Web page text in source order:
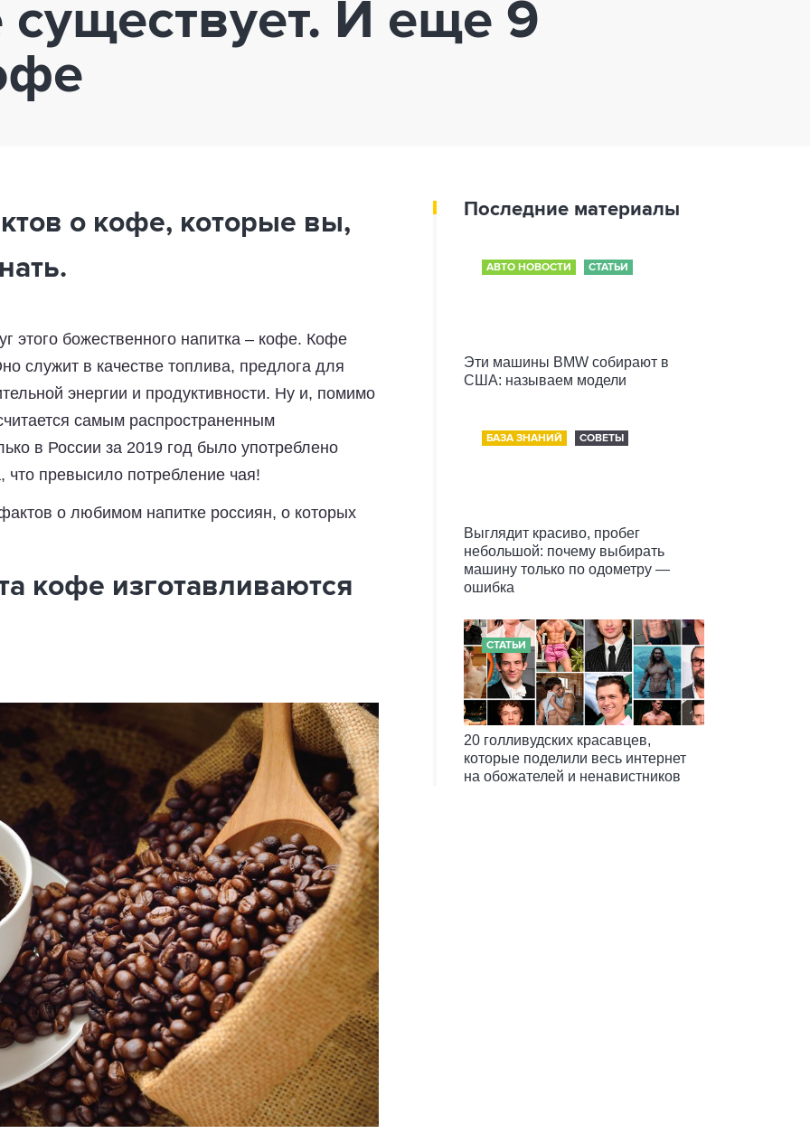
И еще 9
о кофе, которые вы,
этого божественного напитка – кофе. Кофе
служит в качестве топлива, предлога для
энергии и продуктивности. Ну и, помимо
самым распространенным
в России за 2019 год было употреблено
что превысило потребление чая!
о любимом напитке россиян, о которых
кофе изготавливаются
Последние материалы
АВТО НОВОСТИ СТАТЬИ
Эти машины BMW собирают в
США: называем модели
БАЗА ЗНАНИЙ СОВЕТЫ
Выглядит красиво, пробег
небольшой: почему выбирать
машину только по одометру —
ошибка
СТАТЬИ
20 голливудских красавцев,
которые поделили весь интернет
на обожателей и ненавистников